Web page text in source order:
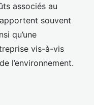
associés au
souvent
qu’une
vis-à-vis
l’environnement.